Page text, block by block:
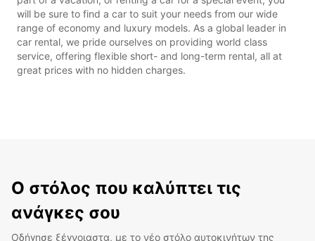
will be sure to find a car to suit your needs from our wide
range of economy and luxury models. As a global leader in
car rental, we pride ourselves on providing world class
service, offering flexible short- and long-term rental, all at
great prices with no hidden charges.
Ο στόλος που καλύπτει τις
ανάγκες σου
Οδήγησε ξέγνοιαστα, με το νέο στόλο αυτοκινήτων της